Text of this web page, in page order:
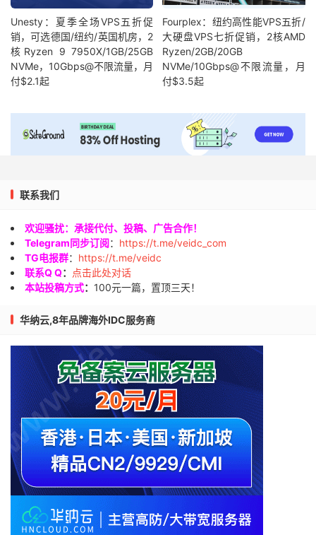
Unesty：夏季全场VPS五折促
销，可选德国/纽约/英国机房，2
核Ryzen 9 7950X/1GB/25GB
NVMe，10Gbps@不限流量，月
付$2.1起
Fourplex：纽约高性能VPS五折/
大硬盘VPS七折促销，2核AMD
Ryzen/2GB/20GB
NVMe/10Gbps@不限流量，月
付$3.5起
联系我们
欢迎骚扰：承接代付、投稿、广告合作！
Telegram同步订阅： https://t.me/veidc_com
TG电报群： https://t.me/veidc
联系Q Q：
点击此处对话
本站投稿方式： 100元一篇，置顶三天！
华纳云,8年品牌海外IDC服务商